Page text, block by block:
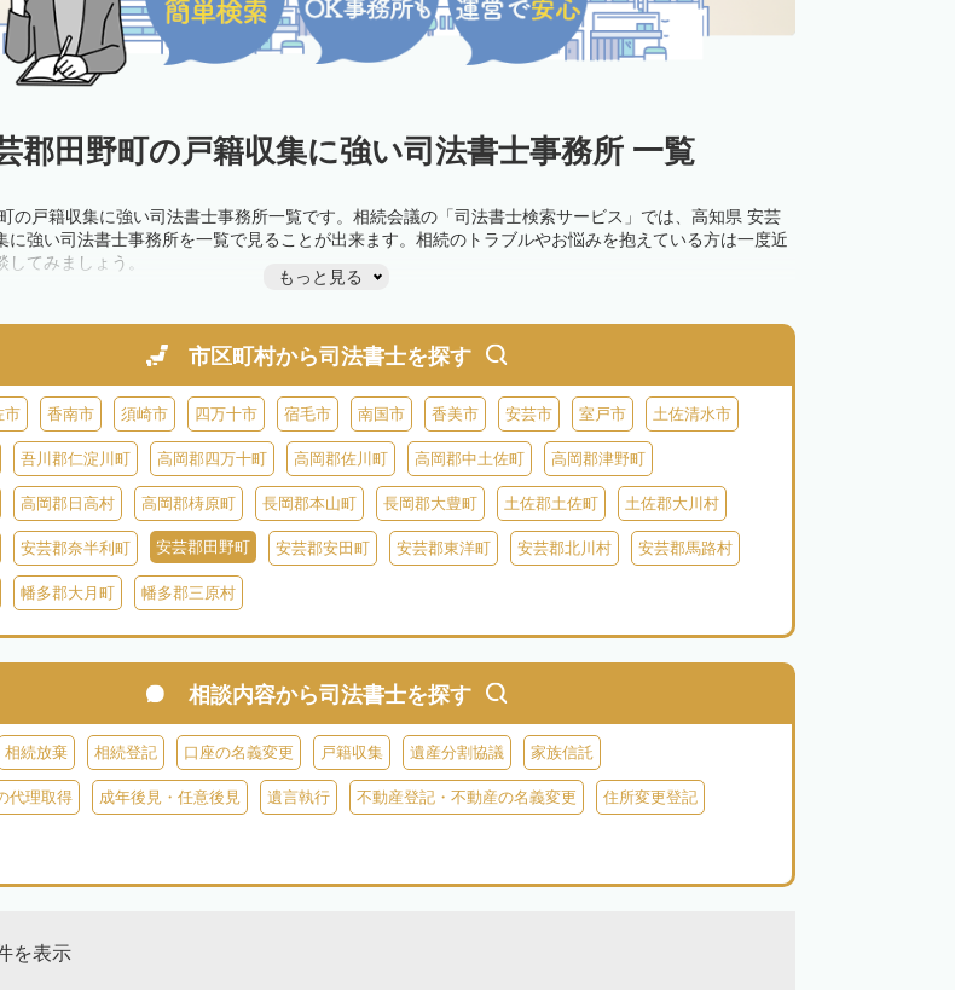
郡田野町の戸籍収集に強い司法書士事務所 一覧
の戸籍収集に強い司法書士事務所一覧です。相続会議の「司法書士検索サービス」では、高知県 安芸
に強い司法書士事務所を一覧で見ることが出来ます。相続のトラブルやお悩みを抱えている方は一度近
てみましょう。
もっと見る
市区町村から司法書士を探す
市 香南市 須崎市 四万十市 宿毛市 南国市 香美市 安芸市 室戸市 土佐清水市
吾川郡仁淀川町 高岡郡四万十町 高岡郡佐川町 高岡郡中土佐町 高岡郡津野町
高岡郡日高村 高岡郡梼原町 長岡郡本山町 長岡郡大豊町 土佐郡土佐町 土佐郡大川村
安芸郡奈半利町 安芸郡田野町 安芸郡安田町 安芸郡東洋町 安芸郡北川村 安芸郡馬路村
幡多郡大月町 幡多郡三原村
相談内容から司法書士を探す
相続放棄 相続登記 口座の名義変更 戸籍収集 遺産分割協議 家族信託
代理取得 成年後見・任意後見 遺言執行 不動産登記・不動産の名義変更 住所変更登記
を表示